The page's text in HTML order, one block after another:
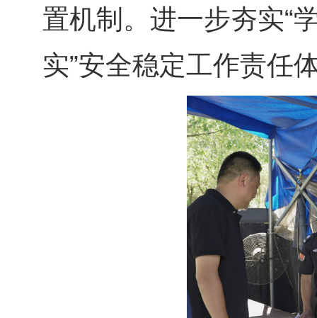
置机制。进一步夯实“
实”安全稳定工作责任